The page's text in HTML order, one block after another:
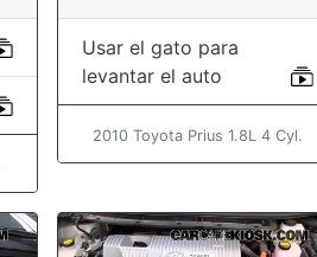
Usar el gato para
levantar el auto
2010 Toyota Prius 1.8L 4 Cyl.